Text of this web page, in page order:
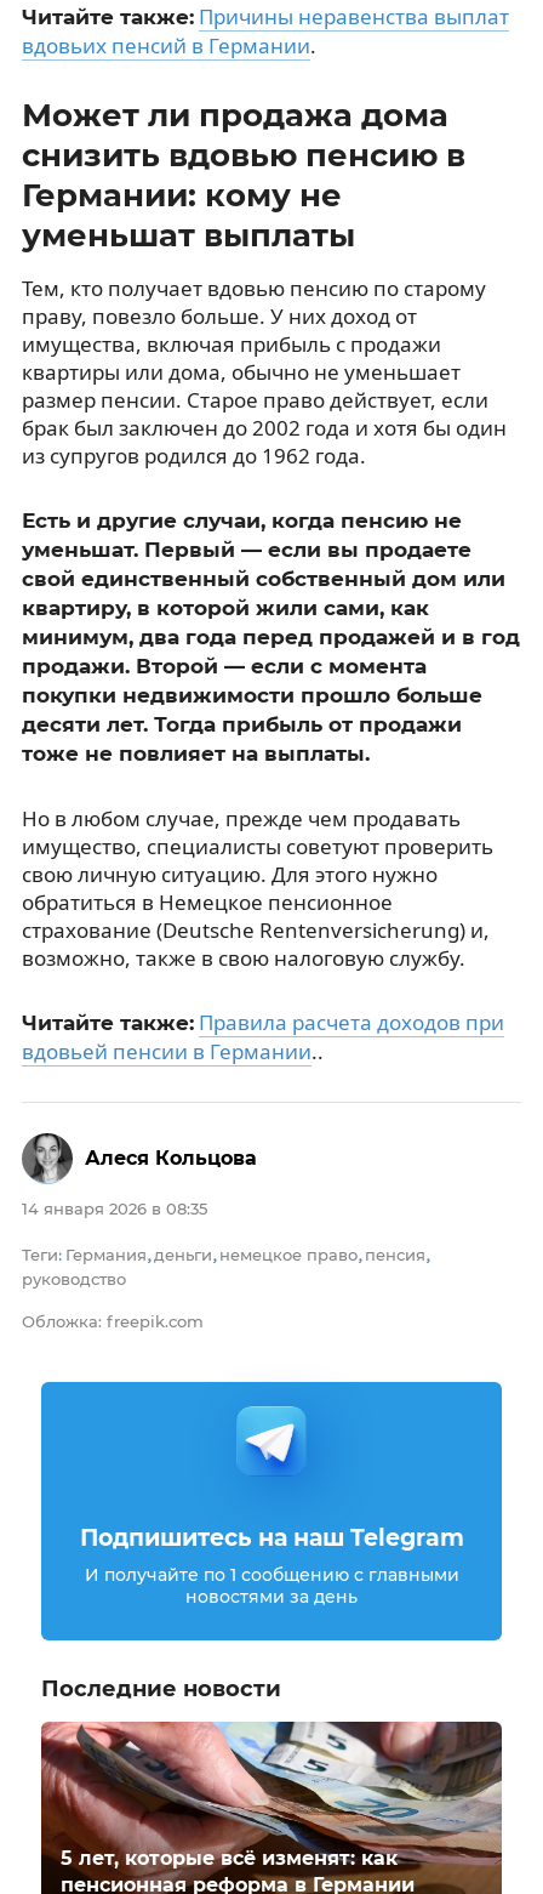
Читайте также: Причины неравенства выплат
вдовьих пенсий в Германии.
Может ли продажа дома
снизить вдовью пенсию в
Германии: кому не
уменьшат выплаты
Тем, кто получает вдовью пенсию по старому
праву, повезло больше. У них доход от
имущества, включая прибыль с продажи
квартиры или дома, обычно не уменьшает
размер пенсии. Старое право действует, если
брак был заключен до 2002 года и хотя бы один
из супругов родился до 1962 года.
Есть и другие случаи, когда пенсию не
уменьшат. Первый — если вы продаете
свой единственный собственный дом или
квартиру, в которой жили сами, как
минимум, два года перед продажей и в год
продажи. Второй — если с момента
покупки недвижимости прошло больше
десяти лет. Тогда прибыль от продажи
тоже не повлияет на выплаты.
Но в любом случае, прежде чем продавать
имущество, специалисты советуют проверить
свою личную ситуацию. Для этого нужно
обратиться в Немецкое пенсионное
страхование (Deutsche Rentenversicherung) и,
возможно, также в свою налоговую службу.
Читайте также: Правила расчета доходов при
вдовьей пенсии в Германии..
14 января 2026 в 08:35
Теги: Германия, деньги, немецкое право, пенсия,
руководство
Обложка: freepik.com
Алеся Кольцова
Подпишитесь на наш Telegram
И получайте по 1 сообщению с главными
новостями за день
Последние новости
5 лет, которые всё изменят: как
пенсионная реформа в Германии